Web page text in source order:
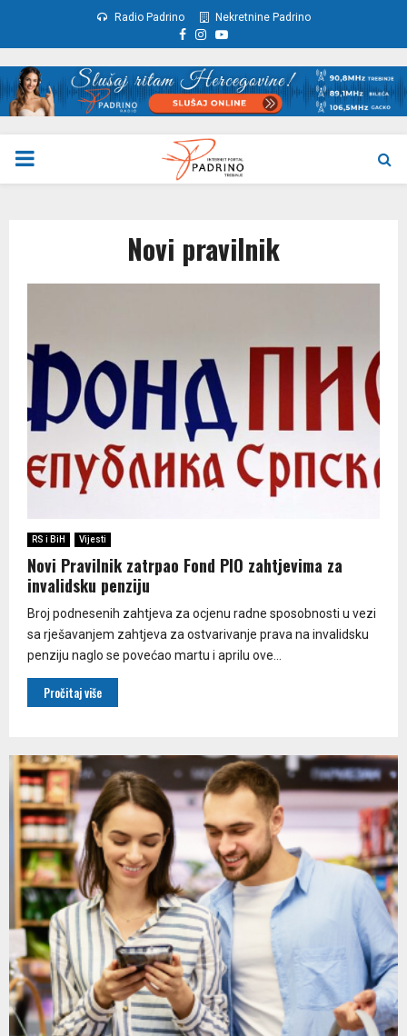
Radio Padrino Nekretnine Padrino
Facebook
Instagram
Youtube
PRIMARY
Novi pravilnik
RS i BiH Vijesti
Novi Pravilnik zatrpao Fond PIO zahtjevima za
invalidsku penziju
Broj podnesenih zahtjeva za ocjenu radne sposobnosti u vezi
sa rješavanjem zahtjeva za ostvarivanje prava na invalidsku
penziju naglo se povećao martu i aprilu ove...
Pročitaj više